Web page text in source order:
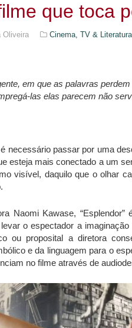
que toca
Oliveira Cinema, TV &
em que as palavras
las elas parecem não
necessário passar por uma
esteja mais conectado a um
visível, daquilo que o olhar
Naomi Kawase,
o espectador a
ou proposital a diretora
e da linguagem para o
no filme através de